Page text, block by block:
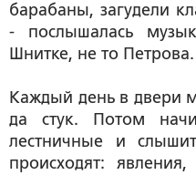
барабаны, загудели
- послышалась
Шнитке, не то
Каждый день в двери
да стук. Потом
лестничные и
происходят: